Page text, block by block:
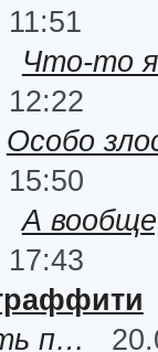
Что-то
12:22
Особо
15:50
А
17:43
п…